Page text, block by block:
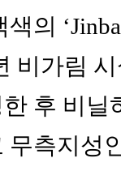
의
비가림
후 비
측지성